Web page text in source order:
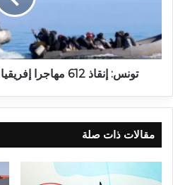
تونس: إنقاذ 612 مهاجرا إفريقيا وانتشال جثث 18 آخرين
مقالات ذات صلة